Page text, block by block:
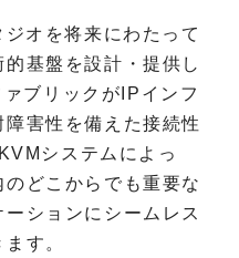
オを将来にわたって
基盤を設計・提供し
ブリックがIPインフ
害性を備えた接続性
システムによっ
どこからでも重要な
ションにシームレス
す。